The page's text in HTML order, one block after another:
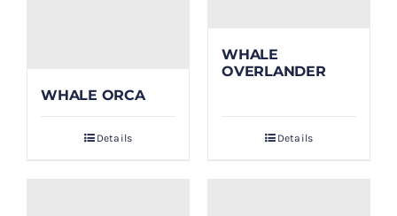
WHALE ORCA
Details
WHALE
OVERLANDER
Details